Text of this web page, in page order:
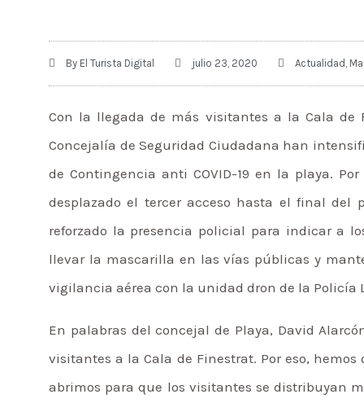
By El Turista Digital julio 23, 2020 Actualidad
Con la llegada de más visitantes a la Cala de
Concejalía de Seguridad Ciudadana han
de Contingencia anti COVID-19 en la playa.
desplazado el tercer acceso hasta el final del
reforzado la presencia policial para indicar a
llevar la mascarilla en las vías públicas y
vigilancia aérea con la unidad dron de la Policía
En palabras del concejal de Playa, David
visitantes a la Cala de Finestrat. Por eso,
abrimos para que los visitantes se distribuyan